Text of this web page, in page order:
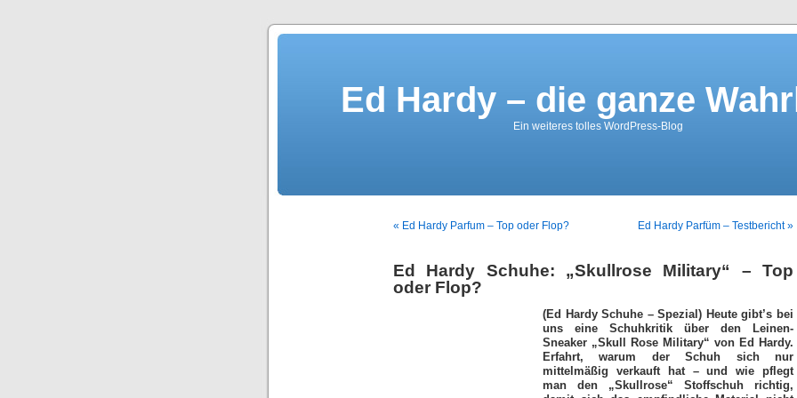
Ed Hardy – die ganze
Ein weiteres tolles WordPress-Blog
« Ed Hardy Parfum – Top oder Flop? Ed Hardy Parfüm – Testbericht »
Ed Hardy Schuhe: „Skullrose Military“ – Top
oder Flop?
(Ed Hardy Schuhe – Spezial) Heute gibt’s bei
uns eine Schuhkritik über den Leinen-
Sneaker „Skull Rose Military“ von Ed Hardy.
Erfahrt, warum der Schuh sich nur
mittelmäßig verkauft hat – und wie pflegt
man den „Skullrose“ Stoffschuh richtig,